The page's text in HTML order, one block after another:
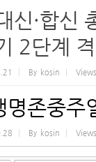
신·합신
2단계
By kosin Views
명존중주
By kosin Views